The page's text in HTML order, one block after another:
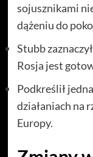
sojusznikami
dążeniu do
Stubb
Rosja jest
Podkreślił
działaniach na
Europy.